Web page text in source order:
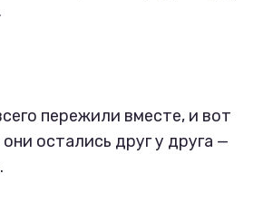
пережили вместе, и вот
остались друг у друга —